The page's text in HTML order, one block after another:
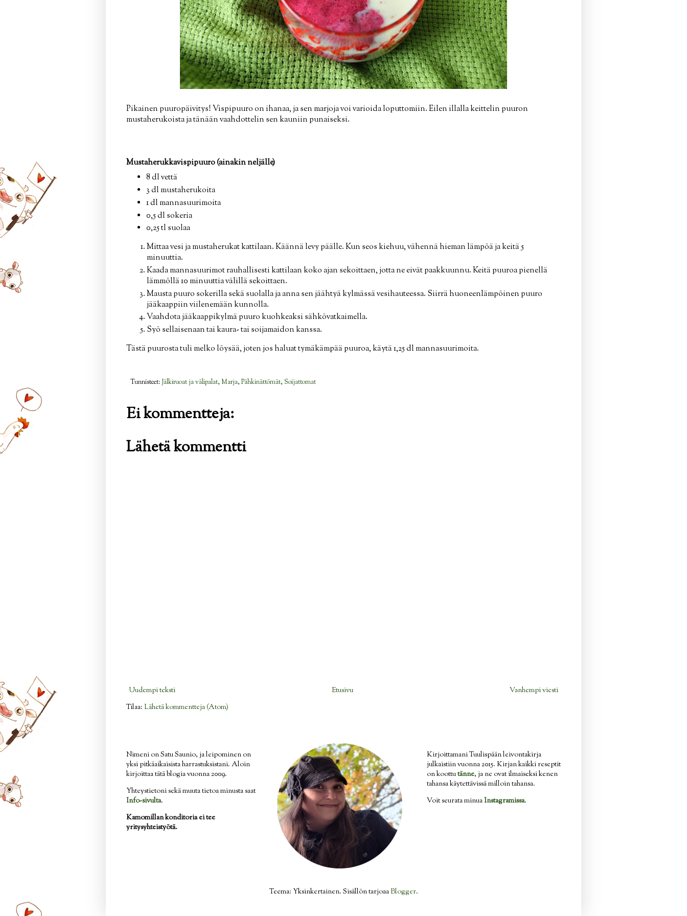
Pikainen puuropäivitys! Vispipuuro on ihanaa, ja sen marjoja voi varioida loputtomiin. Eilen illalla keittelin puuron
mustaherukoista ja tänään vaahdottelin sen kauniin punaiseksi.
Mustaherukkavispipuuro (ainakin neljälle)
8 dl vettä
3 dl mustaherukoita
1 dl mannasuurimoita
0,5 dl sokeria
0,25 tl suolaa
Mittaa vesi ja mustaherukat kattilaan. Käännä levy päälle. Kun seos kiehuu, vähennä hieman lämpöä ja keitä 5
minuuttia.
Kaada mannasuurimot rauhallisesti kattilaan koko ajan sekoittaen, jotta ne eivät paakkuunnu. Keitä puuroa pienellä
lämmöllä 10 minuuttia välillä sekoittaen.
Mausta puuro sokerilla sekä suolalla ja anna sen jäähtyä kylmässä vesihauteessa. Siirrä huoneenlämpöinen puuro
jääkaappiin viilenemään kunnolla.
Vaahdota jääkaappikylmä puuro kuohkeaksi sähkövatkaimella.
Syö sellaisenaan tai kaura- tai soijamaidon kanssa.
Tästä puurosta tuli melko löysää, joten jos haluat tymäkämpää puuroa, käytä 1,25 dl mannasuurimoita.
Tunnisteet: Jälkiruoat ja välipalat, Marja, Pähkinättömät, Soijattomat
Ei kommentteja:
Lähetä kommentti
Uudempi teksti Vanhempi viesti
Etusivu
Tilaa: Lähetä kommentteja (Atom)
Nimeni on Satu Saunio, ja leipominen on
yksi pitkäaikaisista harrastuksistani. Aloin
kirjoittaa tätä blogia vuonna 2009.
Yhteystietoni sekä muuta tietoa minusta saat
Info-sivulta.
Kamomillan konditoria ei tee
yritysyhteistyötä.
Kirjoittamani Tuulispään leivontakirja
julkaistiin vuonna 2015. Kirjan kaikki reseptit
on koottutänne, ja ne ovat ilmaiseksi kenen
tahansa käytettävissä milloin tahansa.
Voit seurata minuaInstagramissa.
Teema: Yksinkertainen. Sisällön tarjoaaBlogger.